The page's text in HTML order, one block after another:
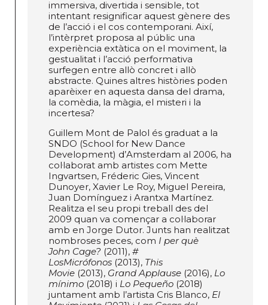
immersiva, divertida i sensible, tot
intentant resignificar aquest gènere des
de l’acció i el cos contemporani. Així,
l’intèrpret proposa al públic una
experiència extàtica on el moviment, la
gestualitat i l’acció performativa
surfegen entre allò concret i allò
abstracte. Quines altres històries poden
aparèixer en aquesta dansa del drama,
la comèdia, la màgia, el misteri i la
incertesa?
Guillem Mont de Palol és graduat a la
SNDO (School for New Dance
Development) d’Amsterdam al 2006, ha
col·laborat amb artistes com Mette
Ingvartsen, Fréderic Gies, Vincent
Dunoyer, Xavier Le Roy, Miguel Pereira,
Juan Domínguez i Arantxa Martínez.
Realitza el seu propi treball des del
2009 quan va començar a col·laborar
amb en Jorge Dutor. Junts han realitzat
nombroses peces, com I per què
John Cage? (2011), #
LosMicrófonos (2013), This
Movie (2013), Grand Applause (2016), Lo
mínimo (2018) i Lo Pequeño (2018)
juntament amb l’artista Cris Blanco, El